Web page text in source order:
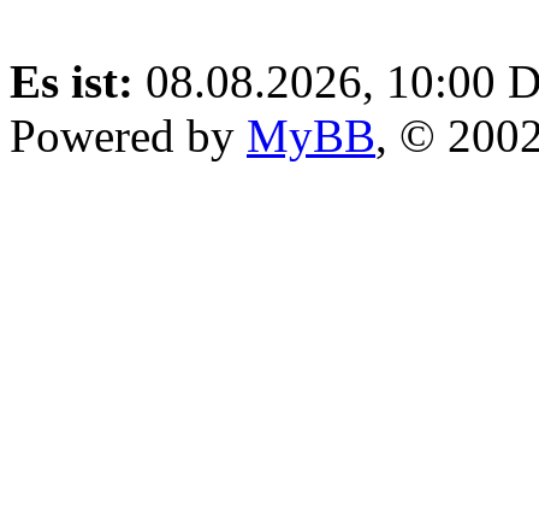
Es ist: 08.08.2026, 10:00
Powered by MyBB, ©